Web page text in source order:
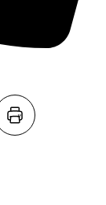
Imprimer